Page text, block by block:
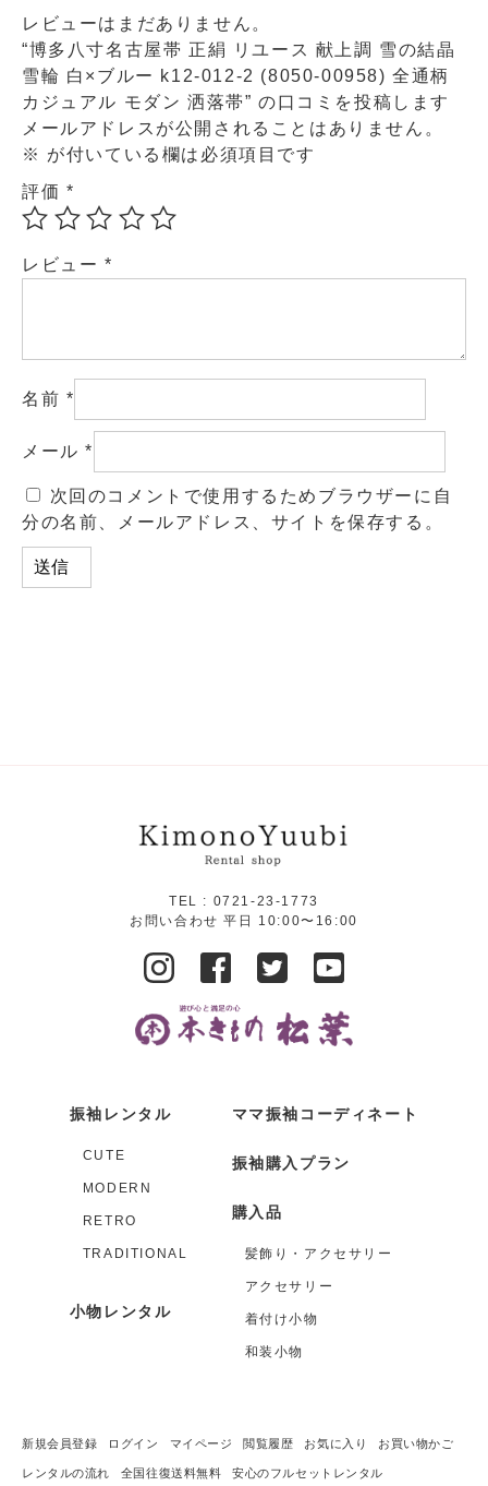
レビューはまだありません。
“博多八寸名古屋帯 正絹 リユース 献上調 雪の結晶
雪輪 白×ブルー k12-012-2 (8050-00958) 全通柄
カジュアル モダン 洒落帯” の口コミを投稿します
メールアドレスが公開されることはありません。
※ が付いている欄は必須項目です
評価 *
レビュー *
名前 *
メール*
次回のコメントで使用するためブラウザーに自
分の名前、メールアドレス、サイトを保存する。
TEL : 0721-23-1773
お問い合わせ 平日 10:00〜16:00
振袖レンタル
CUTE
MODERN
RETRO
TRADITIONAL
小物レンタル
ママ振袖コーディネート
振袖購入プラン
購入品
髪飾り・アクセサリー
アクセサリー
着付け小物
和装小物
新規会員登録 ログイン マイページ 閲覧履歴 お気に入り お買い物かご
レンタルの流れ 全国往復送料無料 安心のフルセットレンタル